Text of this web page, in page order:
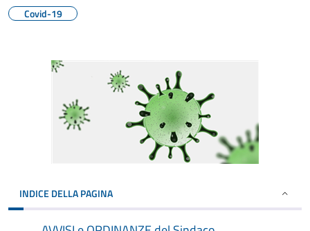
Covid-19
INDICE DELLA PAGINA